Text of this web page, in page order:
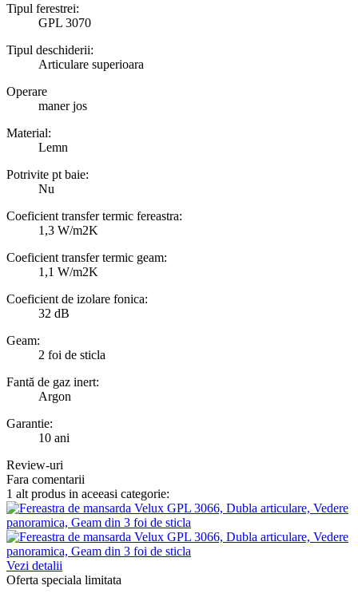
Tipul ferestrei:
GPL 3070
Tipul deschiderii:
Articulare superioara
Operare
maner jos
Material:
Lemn
Potrivite pt baie:
Nu
Coeficient transfer termic fereastra:
1,3 W/m2K
Coeficient transfer termic geam:
1,1 W/m2K
Coeficient de izolare fonica:
32 dB
Geam:
2 foi de sticla
Fantă de gaz inert:
Argon
Garantie:
10 ani
Review-uri
Fara comentarii
1 alt produs in aceeasi categorie:
Vezi detalii
Oferta speciala limitata